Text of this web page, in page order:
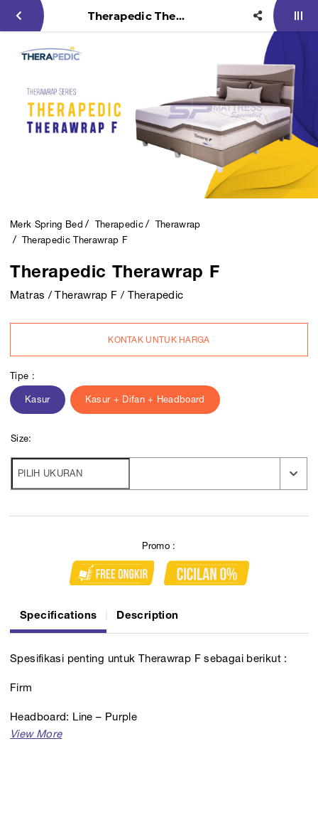
Therapedic Therawrap F
Merk Spring Bed Therapedic
Therawrap
Therapedic Therawrap F
Therapedic Therawrap F
Matras / Therawrap F / Therapedic
KONTAK UNTUK HARGA
Tipe :
Kasur Kasur + Difan + Headboard
Size:
Promo :
Specifications Description
Spesifikasi penting untuk Therawrap F sebagai berikut :
Firm
Headboard: Line – Purple